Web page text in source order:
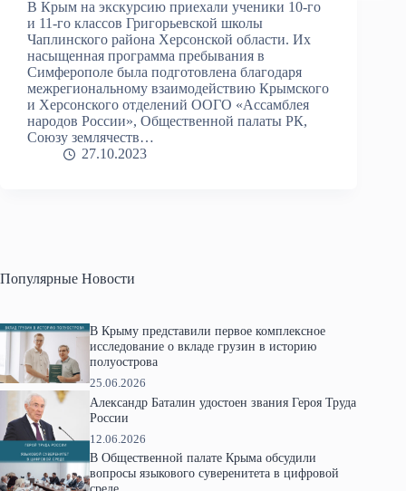
В Крым на экскурсию приехали ученики 10-го
и 11-го классов Григорьевской школы
Чаплинского района Херсонской области. Их
насыщенная программа пребывания в
Симферополе была подготовлена благодаря
межрегиональному взаимодействию Крымского
и Херсонского отделений ООГО «Ассамблея
народов России», Общественной палаты РК,
Союзу землячеств…
27.10.2023
Популярные Новости
В Крыму представили первое комплексное
исследование о вкладе грузин в историю
полуострова
25.06.2026
Александр Баталин удостоен звания Героя Труда
России
12.06.2026
В Общественной палате Крыма обсудили
вопросы языкового суверенитета в цифровой